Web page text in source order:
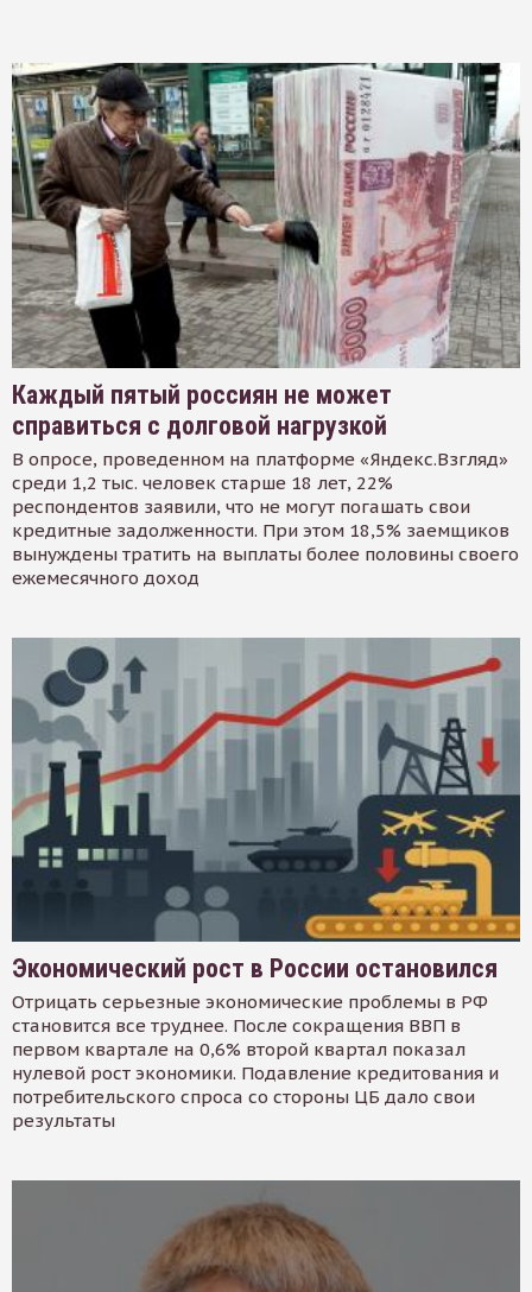
Каждый пятый россиян не может
справиться с долговой нагрузкой
В опросе, проведенном на платформе «Яндекс.Взгляд»
среди 1,2 тыс. человек старше 18 лет, 22%
респондентов заявили, что не могут погашать свои
кредитные задолженности. При этом 18,5% заемщиков
вынуждены тратить на выплаты более половины своего
ежемесячного доход
Экономический рост в России остановился
Отрицать серьезные экономические проблемы в РФ
становится все труднее. После сокращения ВВП в
первом квартале на 0,6% второй квартал показал
нулевой рост экономики. Подавление кредитования и
потребительского спроса со стороны ЦБ дало свои
результаты